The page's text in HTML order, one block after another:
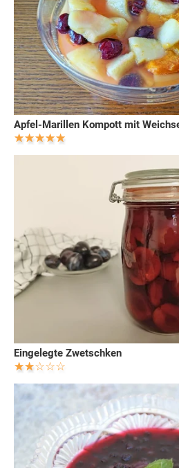
Apfel-Marillen Kompott mit
Eingelegte Zwetschken